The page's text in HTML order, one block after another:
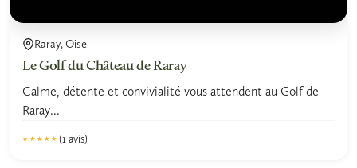
Raray, Oise
Le Golf du Château de Raray
Calme, détente et convivialité vous attendent au Golf de
Raray...
★★★★★
★★★★★ (1 avis)